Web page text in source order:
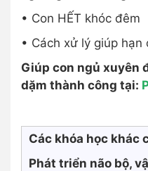
• Con HẾT khóc đêm
• Cách xử lý giúp
Giúp con ngủ xuyên
dặm thành công tại:
Các khóa học khác
Phát triển não bộ,